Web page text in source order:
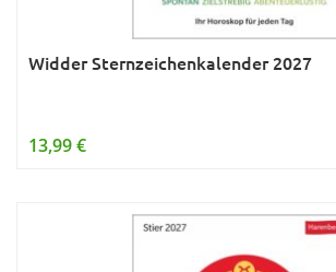
Widder Sternzeichenkalender 2027
13,99 €